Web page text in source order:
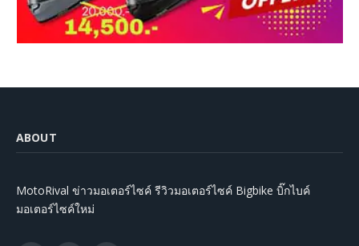
ABOUT
MotoRival ข่าวมอเตอร์ไซค์ รีวิวมอเตอร์ไซค์ Bigbike บิ๊กไบค์
มอเตอร์ไซค์ใหม่